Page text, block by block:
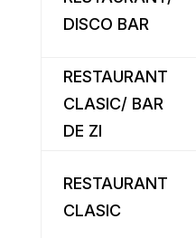
DISCO BAR
RESTAURANT
CLASIC/ BAR
DE ZI
RESTAURANT
CLASIC